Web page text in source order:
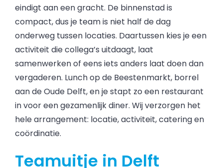
eindigt aan een gracht. De binnenstad is
compact, dus je team is niet half de dag
onderweg tussen locaties. Daartussen kies je een
activiteit die collega’s uitdaagt, laat
samenwerken of eens iets anders laat doen dan
vergaderen. Lunch op de Beestenmarkt, borrel
aan de Oude Delft, en je stapt zo een restaurant
in voor een gezamenlijk diner. Wij verzorgen het
hele arrangement: locatie, activiteit, catering en
coördinatie.
Teamuitje in Delft